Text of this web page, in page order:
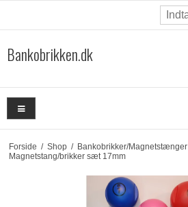
Bankobrikken.dk
Forside / Shop / Bankobrikker/Magnetstænger
Magnetstang/brikker sæt 17mm